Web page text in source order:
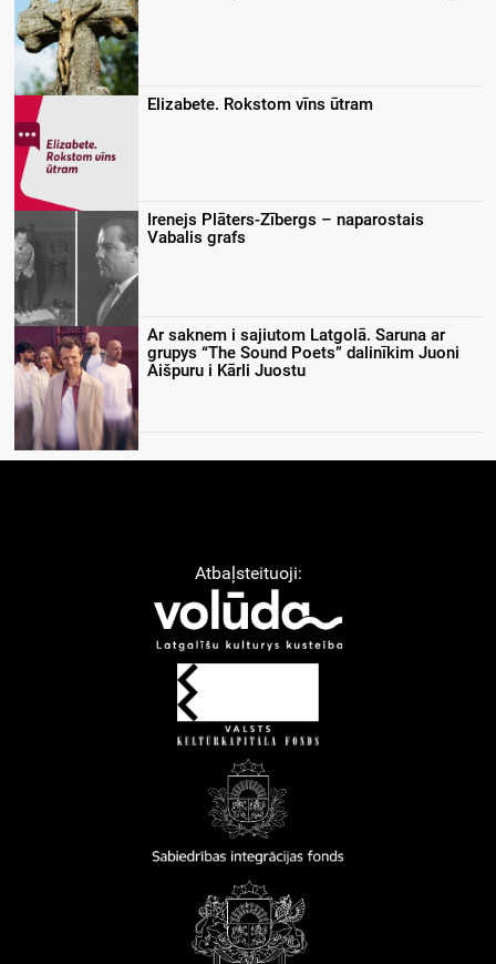
Elizabete. Rokstom vīns ūtram
Irenejs Plāters-Zībergs – naparostais
Vabalis grafs
Ar saknem i sajiutom Latgolā. Saruna ar
grupys “The Sound Poets” dalinīkim Juoni
Aišpuru i Kārli Juostu
Atbaļsteituoji: